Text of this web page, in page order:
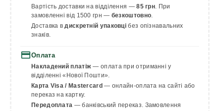
Вартість доставки на відділення —85 грн. При
замовленні від 1500 грн — безкоштовно.
Доставка вдискретній упаковці без опізнавальних
знаків.
paymentОплата
Накладений платіж — оплата при отриманні у
відділенні «Нової Пошти».
Карта Visa / Mastercard — онлайн-оплата на сайті або
переказ на картку.
Передоплата — банківський переказ. Замовлення